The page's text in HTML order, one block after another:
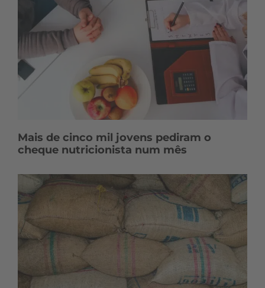
Mais de cinco mil jovens pediram o
cheque nutricionista num mês